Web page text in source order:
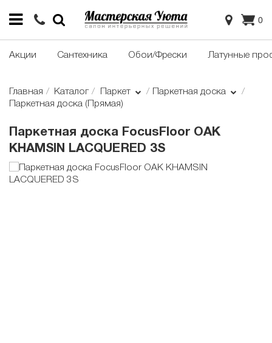
0
Акции Сантехника Обои/Фрески Латунные
Главная Каталог Паркет
Паркетная доска
Паркетная доска (Прямая)
Паркетная доска FocusFloor OAK
KHAMSIN LACQUERED 3S